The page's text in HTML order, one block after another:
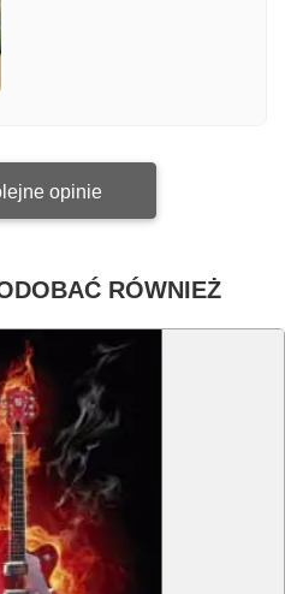
opinie
RÓWNIEŻ